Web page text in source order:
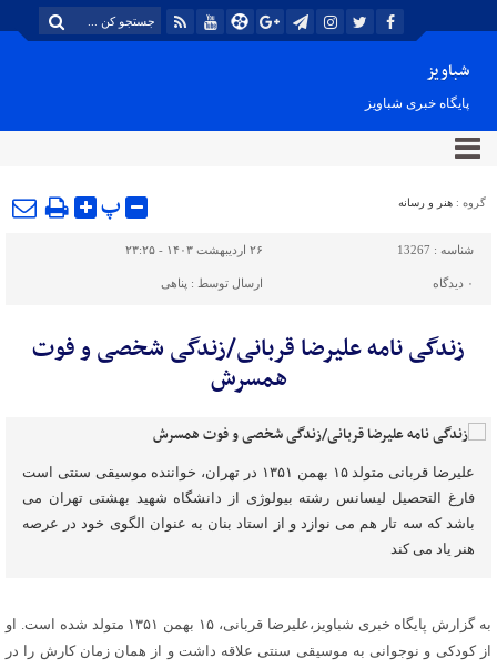
شباویز
پایگاه خبری شباویز
گروه : هنر و رسانه پ
شناسه : 13267 ۲۶ اردیبهشت ۱۴۰۳ - ۲۳:۲۵
۰ دیدگاه ارسال توسط : پناهی
زندگی نامه علیرضا قربانی/زندگی شخصی و فوت
همسرش
علیرضا قربانی متولد ۱۵ بهمن ۱۳۵۱ در تهران، خواننده موسیقی سنتی است
فارغ التحصیل لیسانس رشته بیولوژی از دانشگاه شهید بهشتی تهران می
باشد که سه تار هم می نوازد و از استاد بنان به عنوان الگوی خود در عرصه
هنر یاد می کند
به گزارش پایگاه خبری شباویز،علیرضا قربانی، ۱۵ بهمن ۱۳۵۱ متولد شده است. او
از کودکی و نوجوانی به موسیقی سنتی علاقه داشت و از همان زمان کارش را در